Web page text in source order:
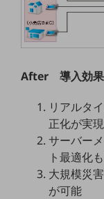
ネットワーク
モバイル・音声
リモート・ハイブリッ
セキュリティ
その他のお悩みはこち
業界から見つける
業界から見つけるTOP
After 導入効果
リアルタ
正化が実現
サーバー
ト最適化
大規模災
が可能